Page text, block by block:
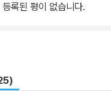
나고 자란 사람들이다. 그리
서 부자가 된 한국인의 삶
등록된 평이 없습니다.